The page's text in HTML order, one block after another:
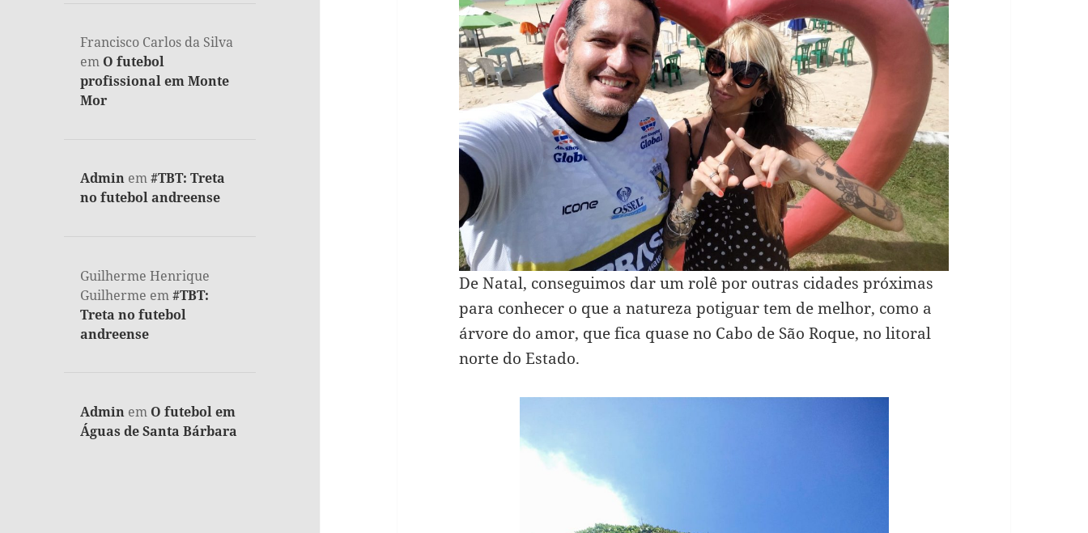
Francisco Carlos da Silva
em O futebol
profissional em Monte
Mor
Admin em#TBT: Treta
no futebol andreense
Guilherme Henrique
Guilherme em#TBT:
Treta no futebol
andreense
Admin em O futebol em
Águas de Santa Bárbara
De Natal, conseguimos dar um rolê por outras cidades próximas
para conhecer o que a natureza potiguar tem de melhor, como a
árvore do amor, que fica quase no Cabo de São Roque, no litoral
norte do Estado.